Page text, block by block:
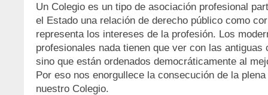
Un Colegio es un tipo de asociación profesional
el Estado una relación de derecho público como
representa los intereses de la profesión. Los
profesionales nada tienen que ver con las antiguas
sino que están ordenados democráticamente al
Por eso nos enorgullece la consecución de la
nuestro Colegio.